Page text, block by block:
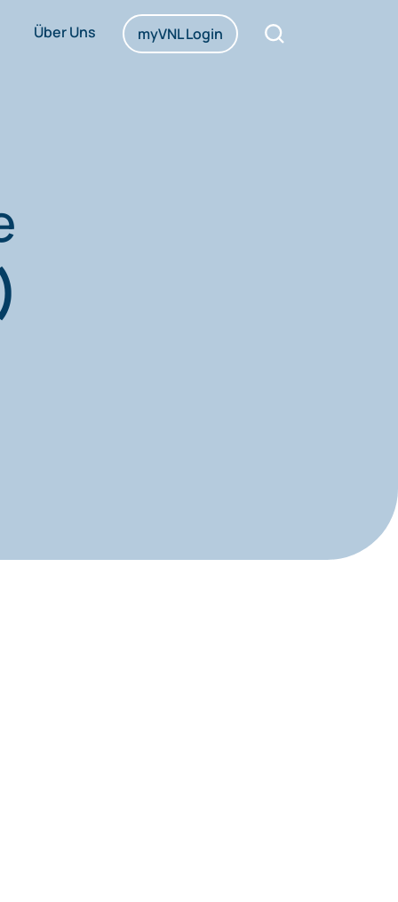
Über Uns myVNL Login